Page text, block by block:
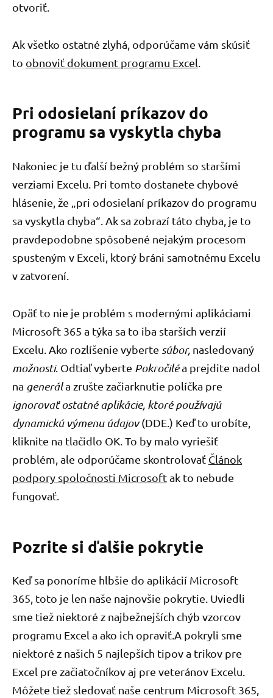
otvoriť.
Ak všetko ostatné zlyhá, odporúčame vám skúsiť
to obnoviť dokument programu Excel
Pri odosielaní príkazov do
programu sa vyskytla chyba
Nakoniec je tu ďalší bežný problém so staršími
verziami Excelu. Pri tomto dostanete chybové
hlásenie, že „pri odosielaní príkazov do programu
sa vyskytla chyba“. Ak sa zobrazí táto chyba, je to
pravdepodobne spôsobené nejakým procesom
spusteným v Exceli, ktorý bráni samotnému Excelu
v zatvorení.
Opäť to nie je problém s modernými aplikáciami
Microsoft 365 a týka sa to iba starších verzií
Excelu. Ako rozlíšenie vyberte súbor, nasledovaný
možnosti. Odtiaľ vyberte Pokročiléa prejdite nadol
na generála zrušte začiarknutie políčka pre
ignorovať ostatné aplikácie, ktoré používajú
dynamickú výmenu údajov(DDE.) Keď to urobíte,
kliknite na tlačidlo OK. To by malo vyriešiť
problém, ale odporúčame skontrolovať Článok
podpory spoločnosti Microsoftak to nebude
fungovať.
Pozrite si ďalšie pokrytie
Keď sa ponoríme hlbšie do aplikácií Microsoft
365, toto je len naše najnovšie pokrytie. Uviedli
sme tiež niektoré z najbežnejších chýb vzorcov
programu Excel a ako ich opraviť.A pokryli sme
niektoré z našich 5 najlepších tipov a trikov pre
Excel pre začiatočníkov aj pre veteránov Excelu.
Môžete tiež sledovať naše centrum Microsoft 365,